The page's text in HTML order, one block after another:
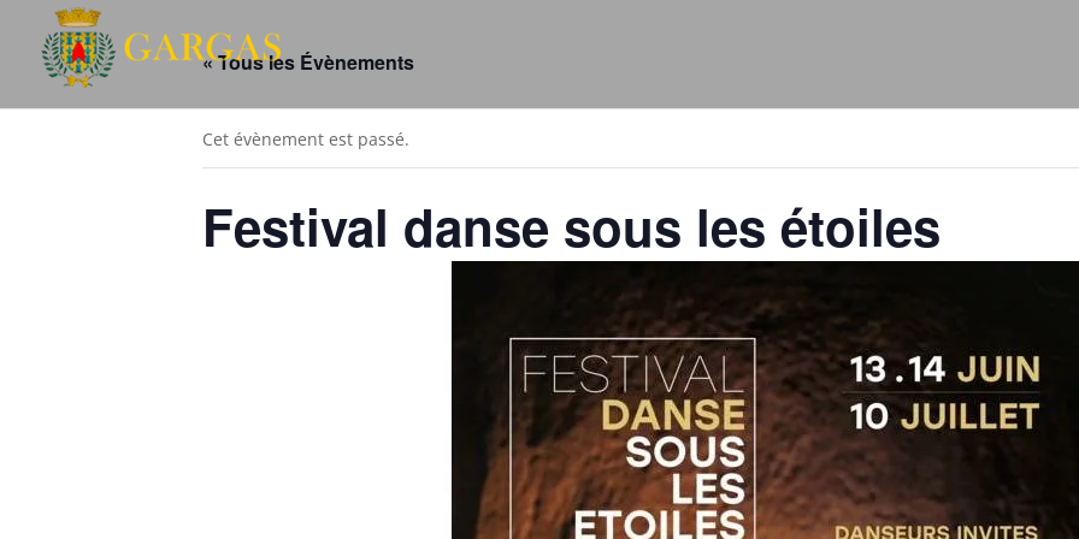
« Tous les Évènements
Cet évènement est passé.
Festival danse sous les étoiles